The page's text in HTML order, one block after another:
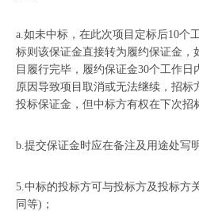
a.如未中标，在此次项目定标后10个
标则该保证金直接转为履约保证金，
目履行完毕，履约保证金30个工作
原因导致项目取消或无法继续，招标
投标保证金，但中标方有权在下次招
b.提交保证金时应在备注及用途处写
5.中标的投标方可与投标方及投标方
同等)；